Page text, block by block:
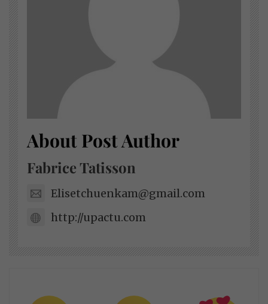
About Post Author
Fabrice Tatisson
Elisetchuenkam@gmail.com
http://upactu.com